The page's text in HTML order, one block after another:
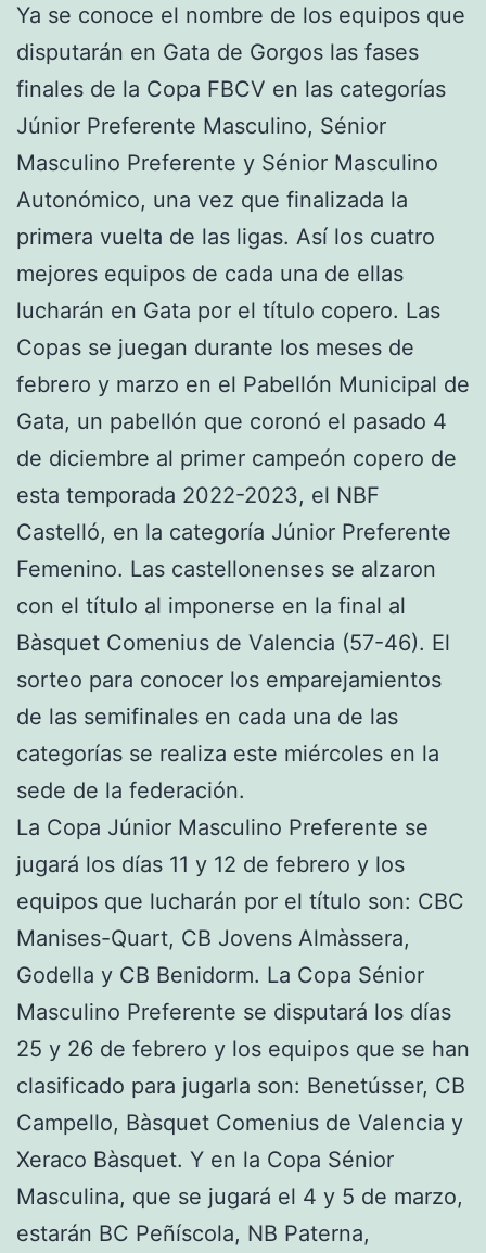
Ya se conoce el nombre de los equipos que
disputarán en Gata de Gorgos las fases
finales de la Copa FBCV en las categorías
Júnior Preferente Masculino, Sénior
Masculino Preferente y Sénior Masculino
Autonómico, una vez que finalizada la
primera vuelta de las ligas. Así los cuatro
mejores equipos de cada una de ellas
lucharán en Gata por el título copero. Las
Copas se juegan durante los meses de
febrero y marzo en el Pabellón Municipal de
Gata, un pabellón que coronó el pasado 4
de diciembre al primer campeón copero de
esta temporada 2022-2023, el NBF
Castelló, en la categoría Júnior Preferente
Femenino. Las castellonenses se alzaron
con el título al imponerse en la final al
Bàsquet Comenius de Valencia (57-46). El
sorteo para conocer los emparejamientos
de las semifinales en cada una de las
categorías se realiza este miércoles en la
sede de la federación.
La Copa Júnior Masculino Preferente se
jugará los días 11 y 12 de febrero y los
equipos que lucharán por el título son: CBC
Manises-Quart, CB Jovens Almàssera,
Godella y CB Benidorm. La Copa Sénior
Masculino Preferente se disputará los días
25 y 26 de febrero y los equipos que se han
clasificado para jugarla son: Benetússer, CB
Campello, Bàsquet Comenius de Valencia y
Xeraco Bàsquet. Y en la Copa Sénior
Masculina, que se jugará el 4 y 5 de marzo,
estarán BC Peñíscola, NB Paterna,